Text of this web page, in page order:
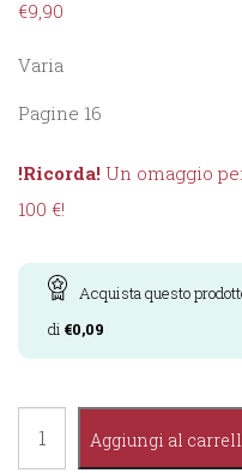
€9,90
Varia
Pagine 16
!Ricorda! Un omaggio
100 €!
Acquista questo
di €0,09
Aggiungi al